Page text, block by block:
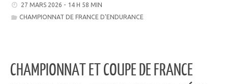
27 MARS 2026 - 14 H 58 MIN
CHAMPIONNAT DE FRANCE D'ENDURANCE
CHAMPIONNAT ET COUPE DE FRANCE